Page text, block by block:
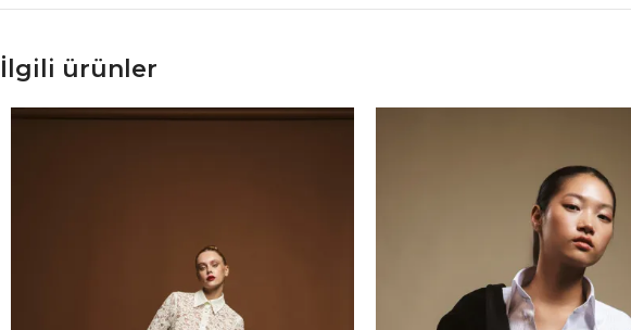
İlgili ürünler